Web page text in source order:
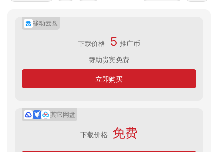
移动云盘
下载价格 5 推广币
赞助贵宾免费
立即购买
其它网盘
下载价格 免费